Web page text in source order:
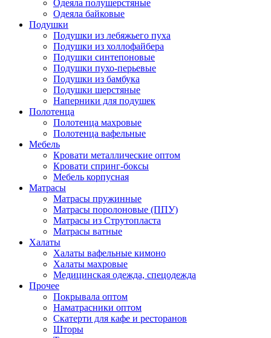
Одеяла полушерстяные
Одеяла байковые
Подушки
Подушки из лебяжьего пуха
Подушки из холлофайбера
Подушки синтепоновые
Подушки пухо-перьевые
Подушки из бамбука
Подушки шерстяные
Наперники для подушек
Полотенца
Полотенца махровые
Полотенца вафельные
Мебель
Кровати металлические оптом
Кровати спринг-боксы
Мебель корпусная
Матрасы
Матрасы пружинные
Матрасы поролоновые (ППУ)
Матрасы из Струтопласта
Матрасы ватные
Халаты
Халаты вафельные кимоно
Халаты махровые
Медицинская одежда, спецодежда
Прочее
Покрывала оптом
Наматрасники оптом
Скатерти для кафе и ресторанов
Шторы